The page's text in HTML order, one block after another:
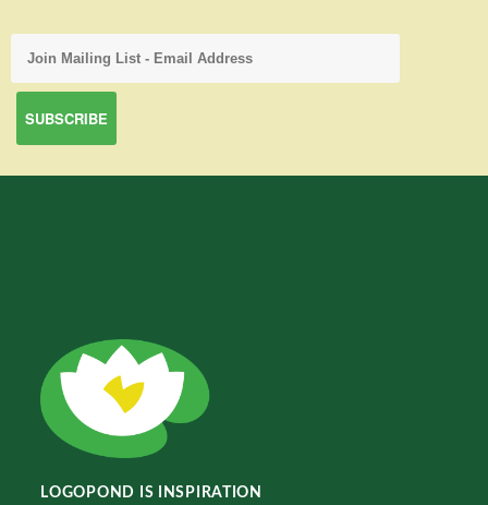
LOGOPOND IS INSPIRATION